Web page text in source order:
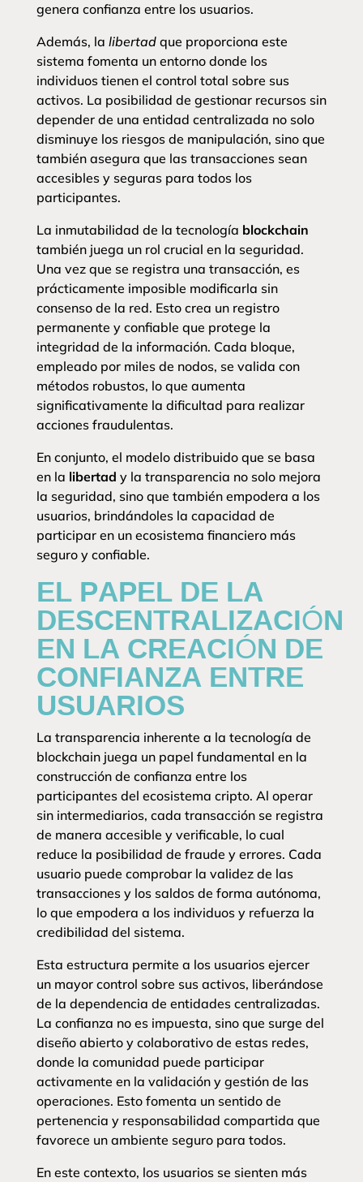
genera confianza entre los usuarios.
Además, la libertadque proporciona este
sistema fomenta un entorno donde los
individuos tienen el control total sobre sus
activos. La posibilidad de gestionar recursos sin
depender de una entidad centralizada no solo
disminuye los riesgos de manipulación, sino que
también asegura que las transacciones sean
accesibles y seguras para todos los
participantes.
La inmutabilidad de la tecnología blockchain
también juega un rol crucial en la seguridad.
Una vez que se registra una transacción, es
prácticamente imposible modificarla sin
consenso de la red. Esto crea un registro
permanente y confiable que protege la
integridad de la información. Cada bloque,
empleado por miles de nodos, se valida con
métodos robustos, lo que aumenta
significativamente la dificultad para realizar
acciones fraudulentas.
En conjunto, el modelo distribuido que se basa
en la libertad y la transparencia no solo mejora
la seguridad, sino que también empodera a los
usuarios, brindándoles la capacidad de
participar en un ecosistema financiero más
seguro y confiable.
EL PAPEL DE LA
DESCENTRALIZACIÓN
EN LA CREACIÓN DE
CONFIANZA ENTRE
USUARIOS
La transparencia inherente a la tecnología de
blockchain juega un papel fundamental en la
construcción de confianza entre los
participantes del ecosistema cripto. Al operar
sin intermediarios, cada transacción se registra
de manera accesible y verificable, lo cual
reduce la posibilidad de fraude y errores. Cada
usuario puede comprobar la validez de las
transacciones y los saldos de forma autónoma,
lo que empodera a los individuos y refuerza la
credibilidad del sistema.
Esta estructura permite a los usuarios ejercer
un mayor control sobre sus activos, liberándose
de la dependencia de entidades centralizadas.
La confianza no es impuesta, sino que surge del
diseño abierto y colaborativo de estas redes,
donde la comunidad puede participar
activamente en la validación y gestión de las
operaciones. Esto fomenta un sentido de
pertenencia y responsabilidad compartida que
favorece un ambiente seguro para todos.
En este contexto, los usuarios se sienten más